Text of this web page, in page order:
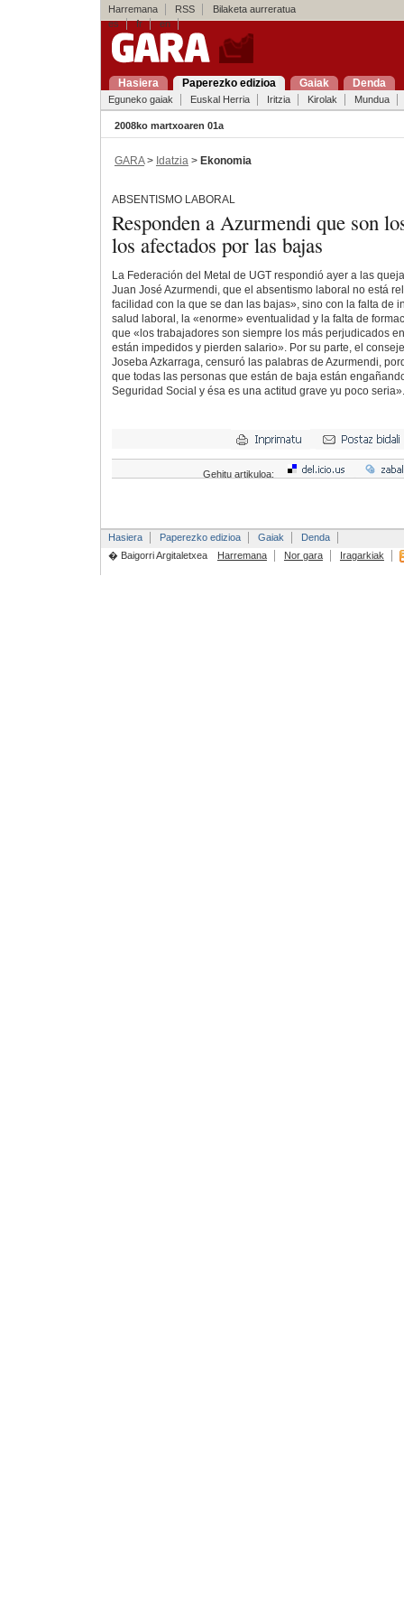
Harremana RSS
Bilaketa aurreratua
es
fr en
Hasiera Paperezko edizioa Gaiak Denda
Eguneko gaiak Euskal Herria Iritzia Kirolak Mundua
2008ko martxoaren 01a
GARA> Idatzia > Ekonomia
ABSENTISMO LABORAL
Responden a Azurmendi que son
los afectados por las bajas
La Federación del Metal de UGT respondió ayer a las
Juan José Azurmendi, que el absentismo laboral no está
facilidad con la que se dan las bajas», sino con la falta de
salud laboral, la «enorme» eventualidad y la falta de
que «los trabajadores son siempre los más perjudicados
están impedidos y pierden salario». Por su parte, el
Joseba Azkarraga, censuró las palabras de Azurmendi,
que todas las personas que están de baja están
Seguridad Social y ésa es una actitud grave yu poco seria».
Gehitu artikuloa:
Hasiera Paperezko edizioa Gaiak
Denda
� Baigorri Argitaletxea
Harremana Nor gara Iragarkiak